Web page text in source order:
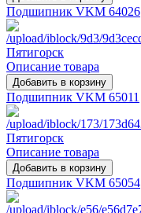
Подшипник VKM 64026
Описание товара
Подшипник VKM 65011
Описание товара
Подшипник VKM 65054